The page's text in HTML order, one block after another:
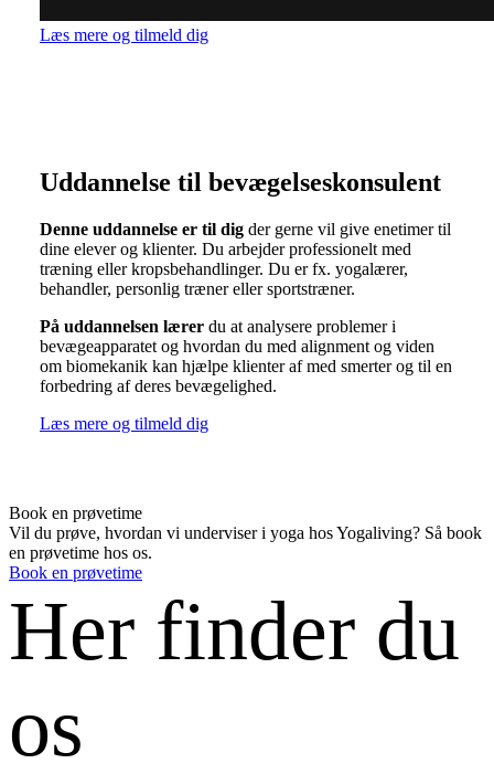
Læs mere og tilmeld dig
Uddannelse til bevægelseskonsulent
Denne uddannelse er til dig der gerne vil give enetimer til
dine elever og klienter. Du arbejder professionelt med
træning eller kropsbehandlinger. Du er fx. yogalærer,
behandler, personlig træner eller sportstræner.
På uddannelsen lærer du at analysere problemer i
bevægeapparatet og hvordan du med alignment og viden
om biomekanik kan hjælpe klienter af med smerter og til en
forbedring af deres bevægelighed.
Læs mere og tilmeld dig
Book en prøvetime
Vil du prøve, hvordan vi underviser i yoga hos Yogaliving? Så book
en prøvetime hos os.
Book en prøvetime
Her finder du
os